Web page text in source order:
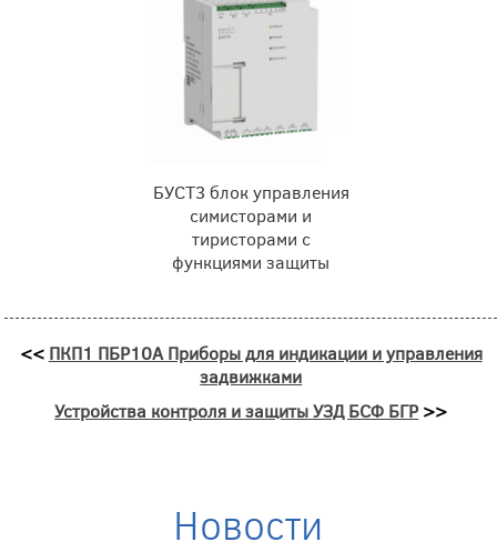
БУСТ3 блок управления
симисторами и
тиристорами с
функциями защиты
<< ПКП1 ПБР10А Приборы для индикации и управления
задвижками
Устройства контроля и защиты УЗД БСФ БГР >>
Новости